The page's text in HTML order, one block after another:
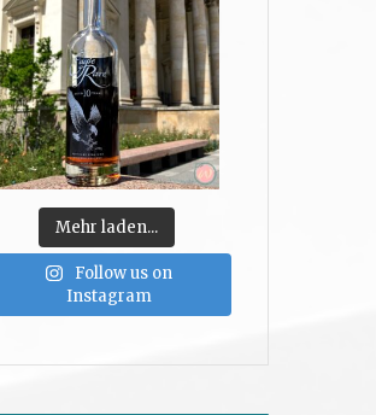
Mehr laden...
Follow us on
Instagram